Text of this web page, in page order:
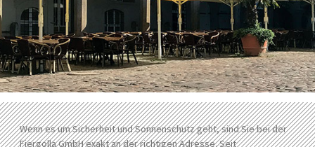
Wenn es um Sicherheit und Sonnenschutz geht, sind Sie bei der
Fiergolla GmbH exakt an der richtigen Adresse. Seit